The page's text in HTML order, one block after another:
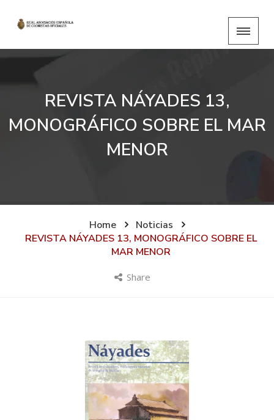
REVISTA NÁYADES 13,
MONOGRÁFICO SOBRE EL MAR
MENOR
Home
Noticias
REVISTA NÁYADES 13, MONOGRÁFICO SOBRE EL
MAR MENOR
Share